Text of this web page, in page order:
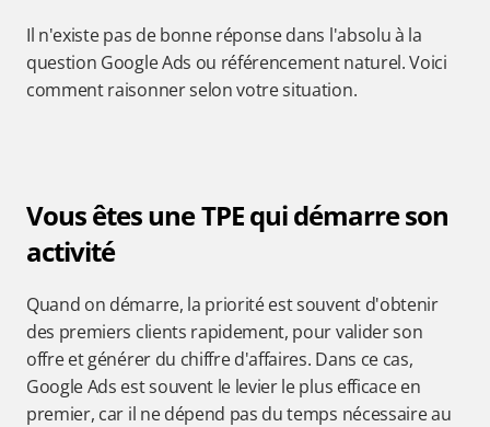
Il n'existe pas de bonne réponse dans l'absolu à la
question Google Ads ou référencement naturel. Voici
comment raisonner selon votre situation.
Vous êtes une TPE qui démarre son
activité
Quand on démarre, la priorité est souvent d'obtenir
des premiers clients rapidement, pour valider son
offre et générer du chiffre d'affaires. Dans ce cas,
Google Ads est souvent le levier le plus efficace en
premier, car il ne dépend pas du temps nécessaire au